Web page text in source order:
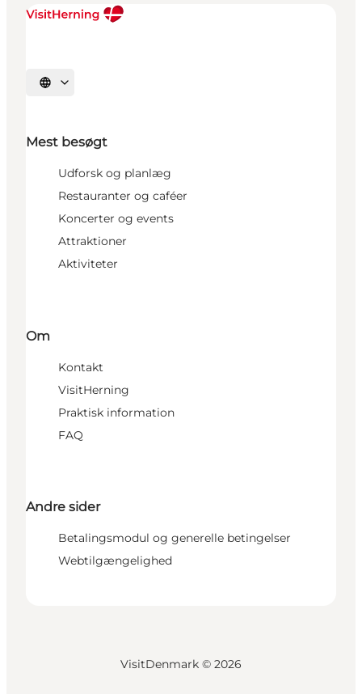
Vælg sprog
Mest besøgt
Udforsk og planlæg
Restauranter og caféer
Koncerter og events
Attraktioner
Aktiviteter
Om
Kontakt
VisitHerning
Praktisk information
FAQ
Andre sider
Betalingsmodul og generelle betingelser
Webtilgængelighed
VisitDenmark © 2026